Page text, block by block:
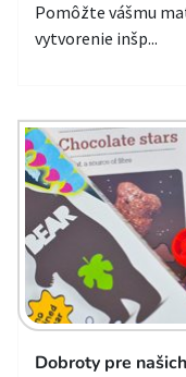
Pomôžte vášmu
vytvorenie inšp...
Dobroty pre